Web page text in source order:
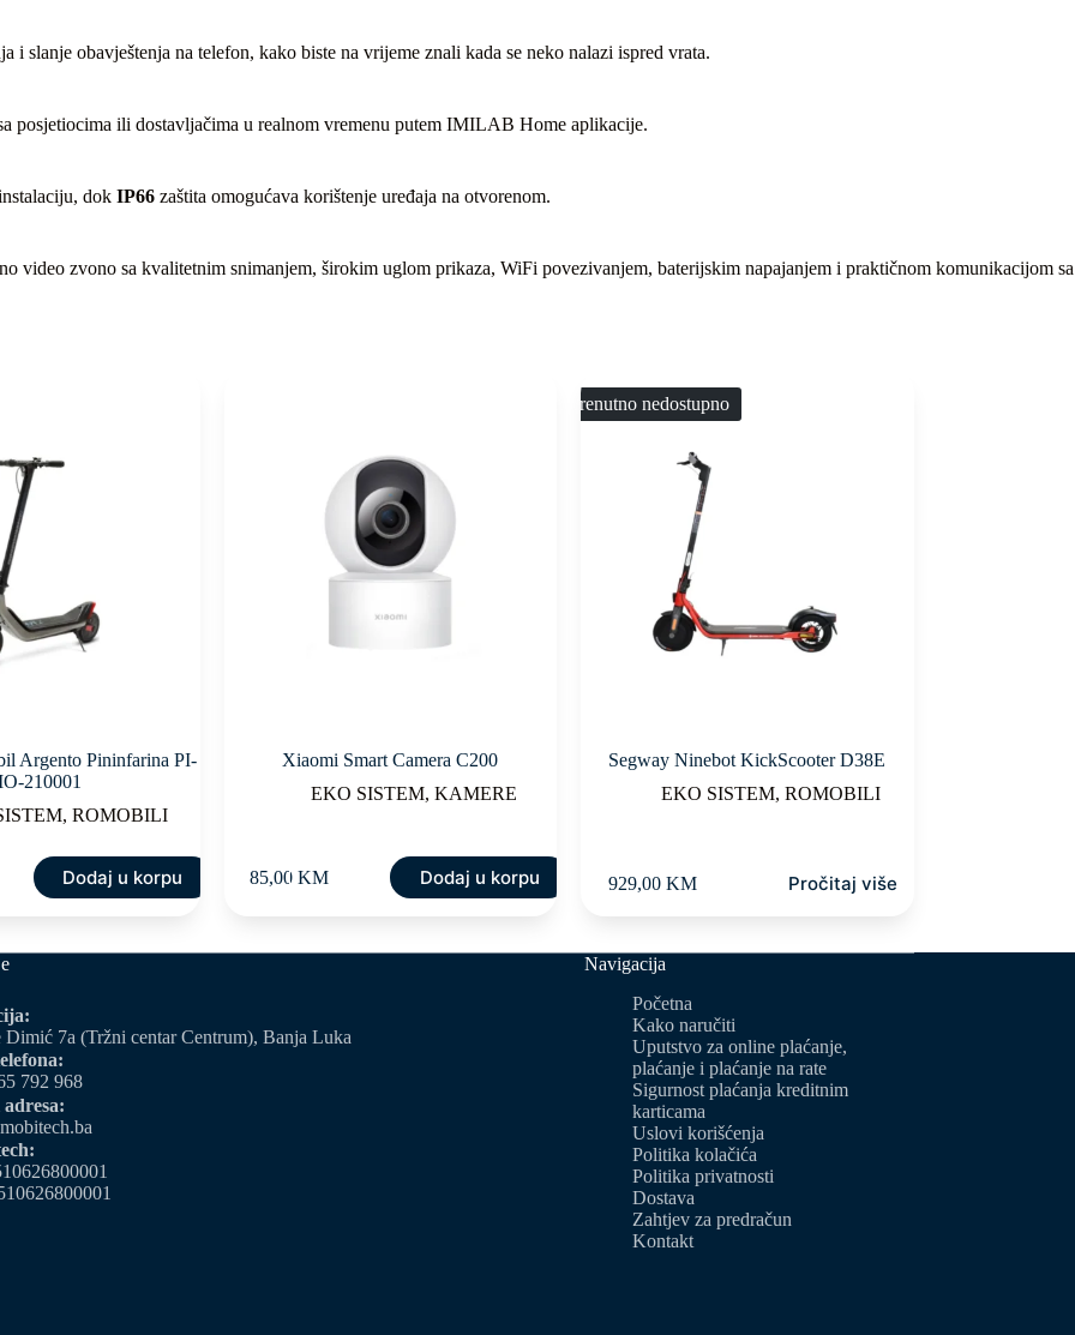
slanje obavještenja na telefon, kako biste na vrijeme znali kada se neko nalazi ispred vrata.
posjetiocima ili dostavljačima u realnom vremenu putem IMILAB Home aplikacije.
dok IP66 zaštita omogućava korištenje uređaja na otvorenom.
video zvono sa kvalitetnim snimanjem, širokim uglom prikaza, WiFi povezivanjem, baterijskim napajanjem i praktičnom komunikacijom sa
Argento Pininfarina PI-
210001
, ROMOBILI
Dodaj u korpu
Xiaomi Smart Camera C200
EKO SISTEM,KAMERE
85,00KM Dodaj u korpu
Trenutno nedostupno
Segway Ninebot KickScooter D38E
EKO SISTEM,ROMOBILI
929,00 KM Pročitaj više
Dimić 7a (Tržni centar Centrum), Banja Luka
792 968
Navigacija
Početna
Kako naručiti
Uputstvo za online plaćanje,
plaćanje i plaćanje na rate
Sigurnost plaćanja kreditnim
karticama
Uslovi korišćenja
Politika kolačića
Politika privatnosti
Dostava
Zahtjev za predračun
Kontakt